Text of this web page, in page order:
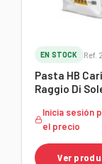
EN STOCK Ref.
Pasta HB
Raggio Di
Inicia sesión
el precio
Ver